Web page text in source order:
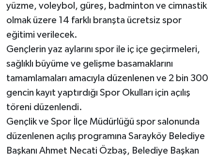
yüzme, voleybol, güreş, badminton ve cimnastik
olmak üzere 14 farklı branşta ücretsiz spor
eğitimi verilecek.
Gençlerin yaz aylarını spor ile iç içe geçirmeleri,
sağlıklı büyüme ve gelişme basamaklarını
tamamlamaları amacıyla düzenlenen ve 2 bin 300
gencin kayıt yaptırdığı Spor Okulları için açılış
töreni düzenlendi.
Gençlik ve Spor İlçe Müdürlüğü spor salonunda
düzenlenen açılış programına Sarayköy Belediye
Başkanı Ahmet Necati Özbaş, Belediye Başkan